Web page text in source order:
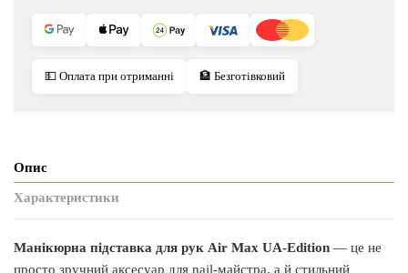
💵 Оплата при отриманні 🏦 Безготівковий
Опис
Характеристики
Манікюрна підставка для рук Air Max UA-Edition — це не
просто зручний аксесуар для nail-майстра, а й стильний